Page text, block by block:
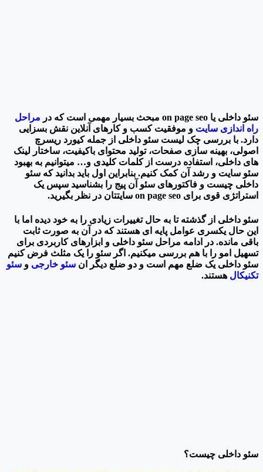
سئو داخلی یا on page seo مبحث بسیار مهمی است که در
مراحل
راه اندازی سایت و موفقیت کسب و کارهای آنلاین نقش بسزایی
دارد. با بررسی چک لیست سئو داخلی از جمله کیورد ریسرچ
اصولی، بهینه سازی صفحات، تولید محتوای باکیفیت، ساختار لینک
های داخلی، استفاده درست از کلمات کلیدی و… میتوانیم به بهبود
سئو سایت و رشد آن کمک کنیم. بنابراین اول باید بدانید که سئو
داخلی چیست و فاکتورهای سئو آن پیج را بشناسید سپس یک
استراتژی قوی برای on page seo سایتتان در نظر بگیرید.
سئو داخلی از گذشته تا به حال تغییرات زیادی را به خود دیده اما با
این حال یکسری عوامل پایه ای هستند که در آن به صورت ثابت
باقی مانده. در ادامه مراحل سئو داخلی و ابزارهای کاربردی برای
تسهیل امو را با هم بررسی میکنیم. اگر سئو را یک مثلث فرض کنیم
سئو داخلی یک ضلع مهم است و دو ضلع دیگر ان سئو خارجی و سئو
تکنیکال هستند.
سئو داخلی چیست؟